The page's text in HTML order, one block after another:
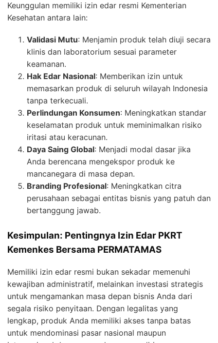
Keunggulan memiliki izin edar resmi Kementerian
Kesehatan antara lain:
Validasi Mutu: Menjamin produk telah diuji secara
klinis dan laboratorium sesuai parameter
keamanan.
Hak Edar Nasional: Memberikan izin untuk
memasarkan produk di seluruh wilayah Indonesia
tanpa terkecuali.
Perlindungan Konsumen: Meningkatkan standar
keselamatan produk untuk meminimalkan risiko
iritasi atau keracunan.
Daya Saing Global: Menjadi modal dasar jika
Anda berencana mengekspor produk ke
mancanegara di masa depan.
Branding Profesional: Meningkatkan citra
perusahaan sebagai entitas bisnis yang patuh dan
bertanggung jawab.
Kesimpulan: Pentingnya Izin Edar PKRT
Kemenkes Bersama PERMATAMAS
Memiliki izin edar resmi bukan sekadar memenuhi
kewajiban administratif, melainkan investasi strategis
untuk mengamankan masa depan bisnis Anda dari
segala risiko penyitaan. Dengan legalitas yang
lengkap, produk Anda memiliki akses tanpa batas
untuk mendominasi pasar nasional maupun